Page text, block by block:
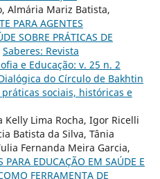
Almária Mariz Batista,
PARA AGENTES
SOBRE PRÁTICAS DE
Saberes: Revista
e Educação: v. 25 n. 2
do Círculo de Bakhtin
sociais, históricas e
Kelly Lima Rocha, Igor Ricelli
Batista da Silva, Tânia
Fernanda Meira Garcia,
EDUCAÇÃO EM SAÚDE E
FERRAMENTA DE